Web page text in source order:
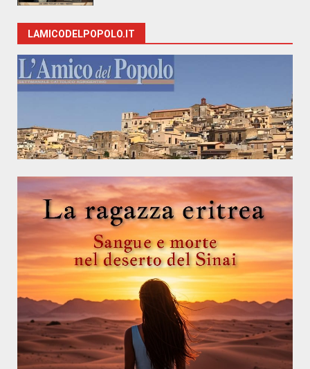
LAMICODELPOPOLO.IT